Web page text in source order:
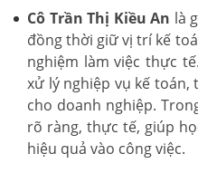
Cô Trần Thị Kiều An là
đồng thời giữ vị trí kế
nghiệm làm việc thực
xử lý nghiệp vụ kế toán,
cho doanh nghiệp.
rõ ràng, thực tế, giúp
hiệu quả vào công việc.